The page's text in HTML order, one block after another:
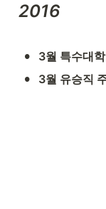
2016
• 3월 특수대
• 3월 유승직